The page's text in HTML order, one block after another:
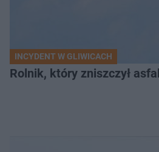
INCYDENT W GLIWICACH
Rolnik, który zniszczył